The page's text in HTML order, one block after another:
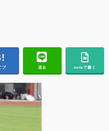
ブ 送る noteで書く